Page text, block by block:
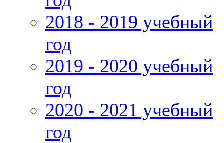
2018 - 2019 учебный
год
2019 - 2020 учебный
год
2020 - 2021 учебный
год